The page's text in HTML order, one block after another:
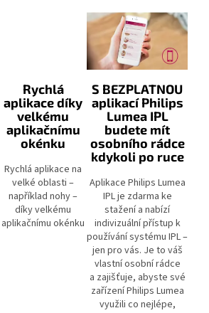
Rychlá
aplikace díky
velkému
aplikačnímu
okénku
Rychlá aplikace na
velké oblasti –
například nohy –
díky velkému
aplikačnímu okénku
S BEZPLATNOU
aplikací Philips
Lumea IPL
budete mít
osobního rádce
kdykoli po ruce
Aplikace Philips Lumea
IPL je zdarma ke
stažení a nabízí
indivizuální přístup k
používání systému IPL –
jen pro vás. Je to váš
vlastní osobní rádce
a zajišťuje, abyste své
zařízení Philips Lumea
využili co nejlépe,